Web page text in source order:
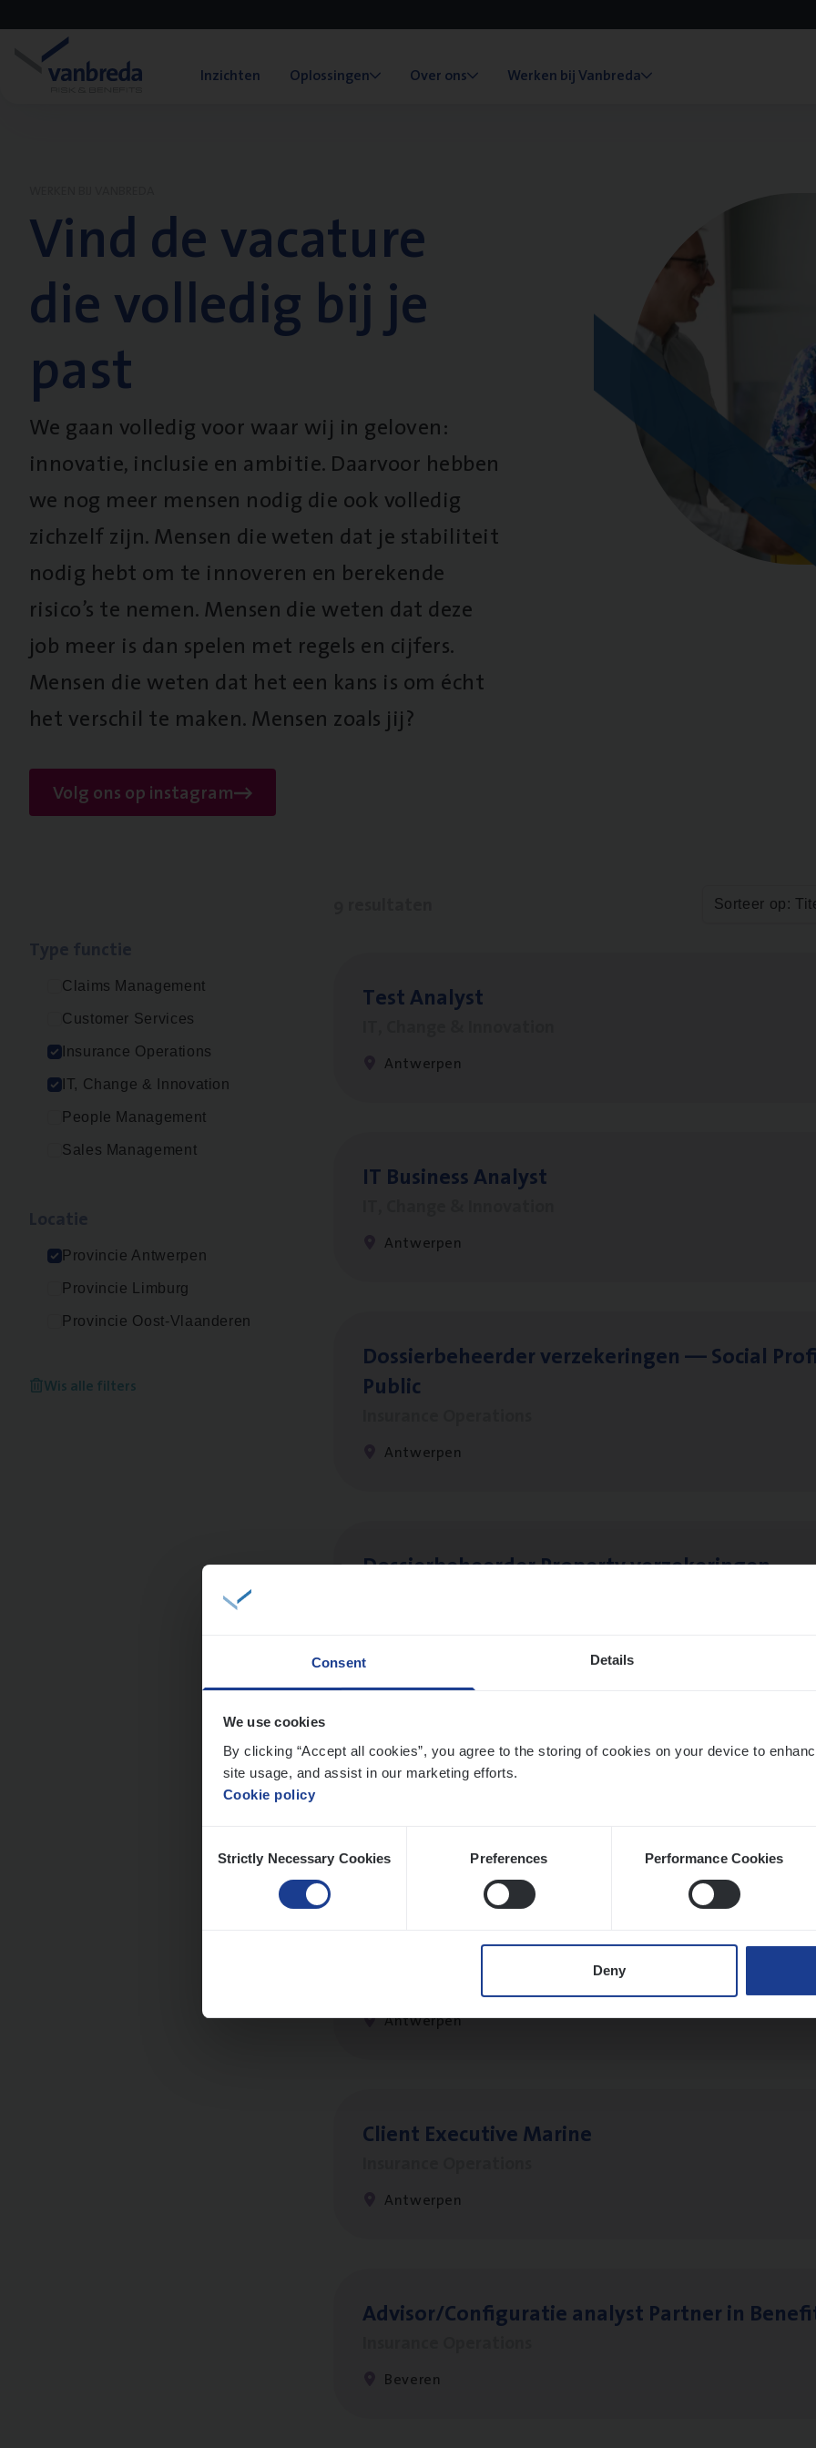
Consent Details
We use cookies
By clicking “Accept all cookies”, you agree to the storing of cookies on your device to
site usage, and assist in our marketing efforts.
Cookie policy
Selection
Strictly Necessary Cookies Preferences Performance Cookies
Deny
Inzichten Oplossingen Over ons Werken bij Vanbreda
Vind de vacature
die volledig bij je
past
We gaan volledig voor waar wij in geloven:
innovatie, inclusie en ambitie. Daarvoor hebben
we nog meer mensen nodig die ook volledig
zichzelf zijn. Mensen die weten dat je stabiliteit
nodig hebt om te innoveren en berekende
risico’s te nemen. Mensen die weten dat deze
job meer is dan spelen met regels en cijfers.
Mensen die weten dat het een kans is om écht
het verschil te maken. Mensen zoals jij?
Volg ons op instagram
Claims Management
Customer Services
Insurance Operations
IT, Change & Innovation
People Management
Sales Management
Provincie Antwerpen
Provincie Limburg
Provincie Oost-Vlaanderen
Wis alle filters
Sorteer op:
Test Ana­lyst
Antwerpen
IT Busi­ness Analyst
Antwerpen
Dos­sier­be­heer­der ver­ze­ke­rin­gen — Soci­al
Public
Antwerpen
Dos­sier­be­heer­der Pro­per­ty verzekeringen
Dos­sier­be­heer­der Onder­ne­min­gen Van­b­re­da
mans — Mechelen
Dos­sier­be­heer­der Gewaar­borgd Inkomen
Antwerpen
Client Exe­cu­ti­ve Marine
Antwerpen
Advisor/​Configuratie ana­lyst Part­ner in
Beveren